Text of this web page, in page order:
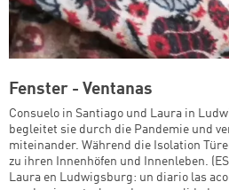
Fenster - Ventanas
Consuelo in Santiago und Laura in
begleitet sie durch die Pandemie und
miteinander. Während die Isolation
zu ihren Innenhöfen und Innenleben.
Laura en Ludwigsburg: un diario las